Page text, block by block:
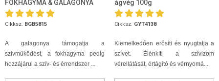
FOKHAGYMA & GALAGONYA
+B1-vitamin tabletta
Cikksz. BGB5815
A galagonya támogatja a
szívműködést, a fokhagyma pedig
hozzájárul a szív- és érrendszer ...
ágvég 100g
Cikksz. GYT4138
Kiemelkedően erősíti és nyugtatja a
szívet. Élénkíti a szívizom
vérellátását, értágító és vérnyomá...